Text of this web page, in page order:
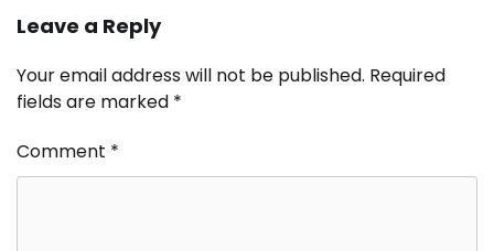
Leave a Reply
Your email address will not be published. Required
fields are marked *
Comment *